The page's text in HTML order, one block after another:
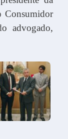
Consumidor
advogado,